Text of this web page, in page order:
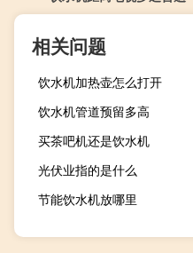
相关问题
饮水机加热壶怎么打开
饮水机管道预留多高
买茶吧机还是饮水机
光伏业指的是什么
节能饮水机放哪里